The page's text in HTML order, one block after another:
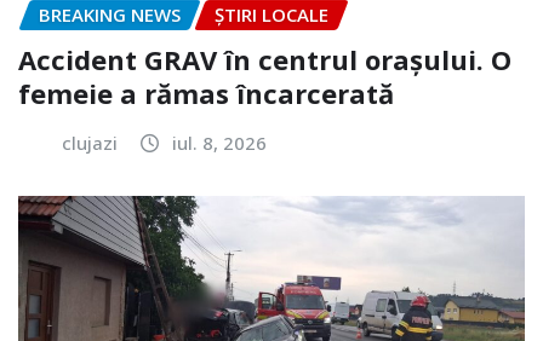
BREAKING NEWS ȘTIRI LOCALE
Accident GRAV în centrul orașului. O
femeie a rămas încarcerată
clujazi iul. 8, 2026